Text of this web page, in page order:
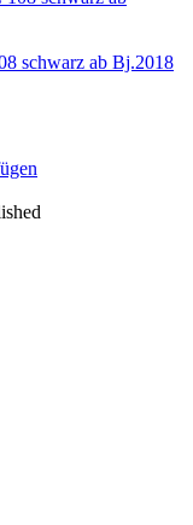
schwarz ab Bj.2018